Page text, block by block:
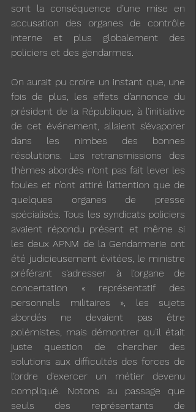
sont la conséquence d’une mise en
accusation des organes de contrôle
interne et plus globalement des
policiers et des gendarmes.
On aurait pu croire un instant que, une
fois de plus, les effets d’annonce du
président de la République, à l’initiative
de cet événement, allaient s’évaporer
dans les nimbes des bonnes
résolutions. Les retransmissions des
thèmes abordés n’ont pas fait lever les
foules et n’ont attiré l’attention que de
quelques organes de presse
spécialisés. Tous les syndicats policiers
avaient répondu présent et même si
les deux APNM de la Gendarmerie ont
été judicieusement évitées, le ministre
préférant s’adresser à l’organe de
concertation « représentatif des
personnels militaires », les sujets
abordés ne devaient pas être
polémistes, mais démontrer qu’il était
juste question de chercher des
solutions aux difficultés des forces de
l’ordre d’exercer un métier devenu
compliqué. Notons au passage que
seuls des représentants de